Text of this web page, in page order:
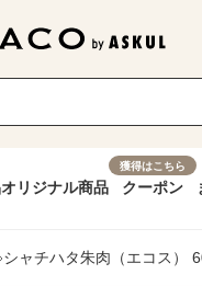
オリジナル商品
獲得はこちら
クーポン
シャチハタ朱肉（エコス）